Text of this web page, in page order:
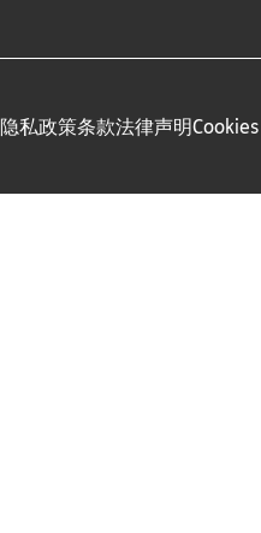
隐私政策条款法律声明Cookies